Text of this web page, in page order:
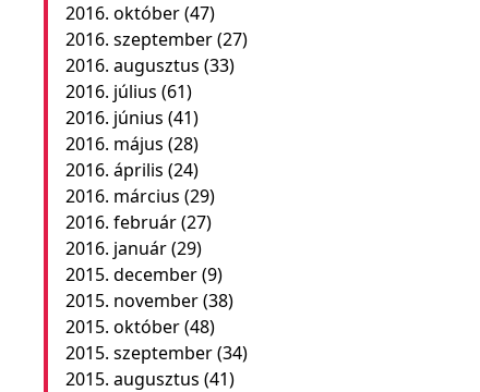
2016. október(47)
2016. szeptember(27)
2016. augusztus (33)
2016. július (61)
2016. június (41)
2016. május (28)
2016. április (24)
2016. március (29)
2016. február(27)
2016. január(29)
2015. december(9)
2015. november(38)
2015. október(48)
2015. szeptember(34)
2015. augusztus (41)